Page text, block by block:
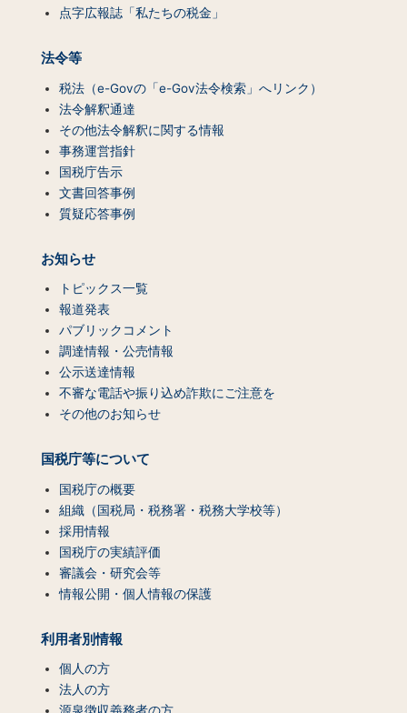
点字広報誌「私たちの税金」
法令等
税法（e-Govの「e-Gov法令検索」へリンク）
法令解釈通達
その他法令解釈に関する情報
事務運営指針
国税庁告示
文書回答事例
質疑応答事例
お知らせ
トピックス一覧
報道発表
パブリックコメント
調達情報・公売情報
公示送達情報
不審な電話や振り込め詐欺にご注意を
その他のお知らせ
国税庁等について
国税庁の概要
組織（国税局・税務署・税務大学校等）
採用情報
国税庁の実績評価
審議会・研究会等
情報公開・個人情報の保護
利用者別情報
個人の方
法人の方